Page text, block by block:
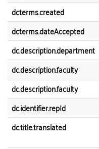
dcterms.created
dcterms.dateAccepted
dc.description.department
dc.description.faculty
dc.description.faculty
dc.identifier.repId
dc.title.translated